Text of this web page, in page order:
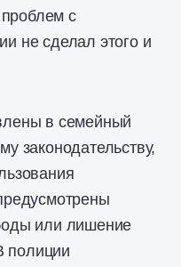
проблем с
не сделал этого и
в семейный
законодательству,
или лишение
полиции